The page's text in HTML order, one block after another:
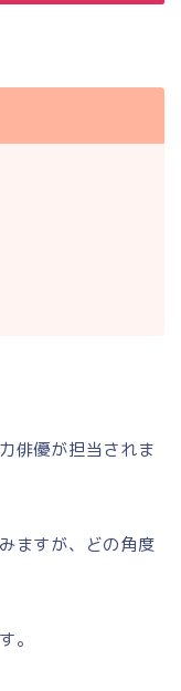
俳優が担当されま
ますが、どの角度
。